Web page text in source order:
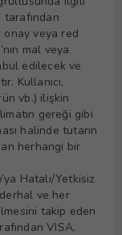
tarafından
veya red
mal veya
edilecek ve
Kullanıcı,
vb.) ilişkin
gereği gibi
halinde tutarın
herhangi bir
Hatalı/Yetkisiz
ve her
takip eden
VISA,